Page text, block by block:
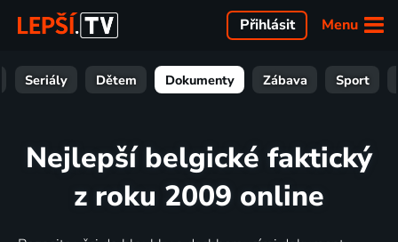
Menu
Přihlásit
Seriály Dětem Dokumenty Zábava Sport
Nejlepší belgické faktický
z roku 2009 online